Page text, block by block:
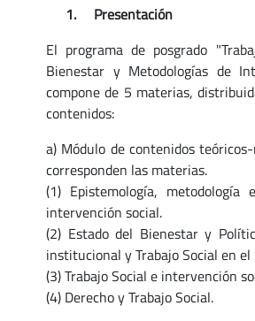
1. Presentación
El programa de posgrado
Bienestar y Metodologías de
compone de 5 materias,
contenidos:
a) Módulo de contenidos
corresponden las materias.
(1) Epistemología,
intervención social.
(2) Estado del Bienestar y
institucional y Trabajo Social en el
(3) Trabajo Social e intervención
(4) Derecho y Trabajo Social.